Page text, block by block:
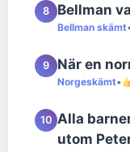
8 Bellman
Bellman skämt
9 När en
Norgeskämt•
10 Alla
utom